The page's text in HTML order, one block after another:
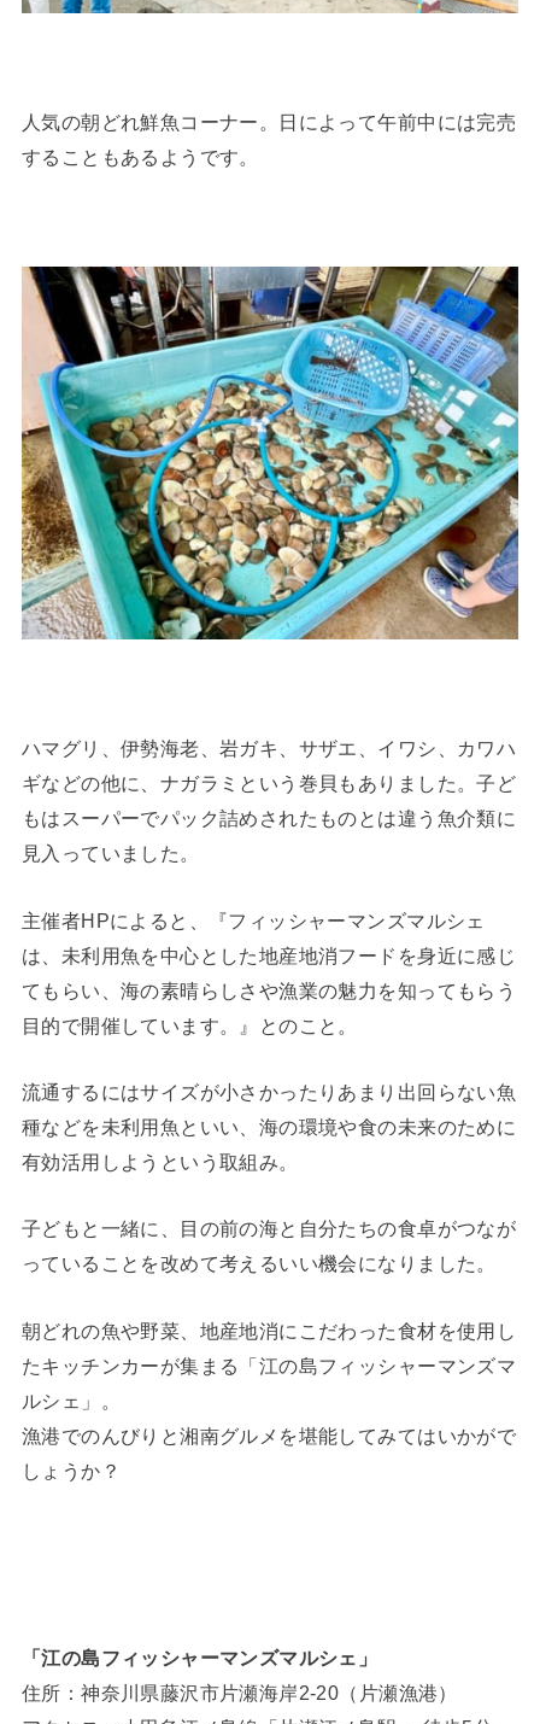
人気の朝どれ鮮魚コーナー。日によって午前中には完売
することもあるようです。
ハマグリ、伊勢海老、岩ガキ、サザエ、イワシ、カワハ
ギなどの他に、ナガラミという巻貝もありました。子ど
もはスーパーでパック詰めされたものとは違う魚介類に
見入っていました。
主催者HPによると、『フィッシャーマンズマルシェ
は、未利用魚を中心とした地産地消フードを身近に感じ
てもらい、海の素晴らしさや漁業の魅力を知ってもらう
目的で開催しています。』とのこと。
流通するにはサイズが小さかったりあまり出回らない魚
種などを未利用魚といい、海の環境や食の未来のために
有効活用しようという取組み。
子どもと一緒に、目の前の海と自分たちの食卓がつなが
っていることを改めて考えるいい機会になりました。
朝どれの魚や野菜、地産地消にこだわった食材を使用し
たキッチンカーが集まる「江の島フィッシャーマンズマ
ルシェ」。
漁港でのんびりと湘南グルメを堪能してみてはいかがで
しょうか？
「江の島フィッシャーマンズマルシェ」
住所：神奈川県藤沢市片瀬海岸2-20（片瀬漁港）